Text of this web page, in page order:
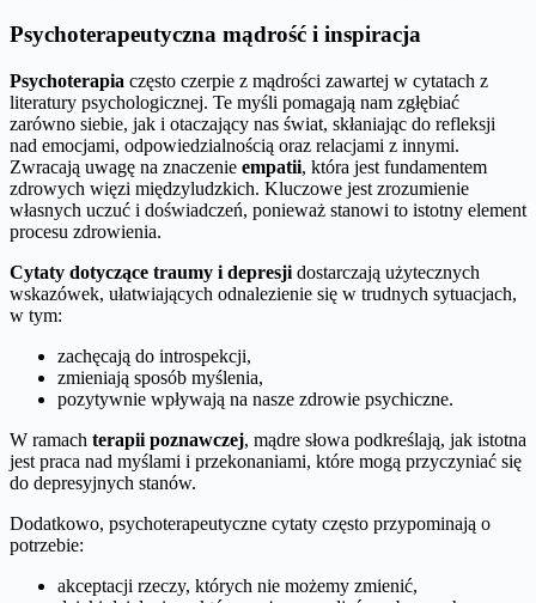
Psychoterapeutyczna mądrość i inspiracja
Psychoterapia często czerpie z mądrości zawartej w cytatach z
literatury psychologicznej. Te myśli pomagają nam zgłębiać
zarówno siebie, jak i otaczający nas świat, skłaniając do refleksji
nad emocjami, odpowiedzialnością oraz relacjami z innymi.
Zwracają uwagę na znaczenie empatii, która jest fundamentem
zdrowych więzi międzyludzkich. Kluczowe jest zrozumienie
własnych uczuć i doświadczeń, ponieważ stanowi to istotny element
procesu zdrowienia.
Cytaty dotyczące traumy i depresji dostarczają użytecznych
wskazówek, ułatwiających odnalezienie się w trudnych sytuacjach,
w tym:
zachęcają do introspekcji,
zmieniają sposób myślenia,
pozytywnie wpływają na nasze zdrowie psychiczne.
W ramach terapii poznawczej, mądre słowa podkreślają, jak istotna
jest praca nad myślami i przekonaniami, które mogą przyczyniać się
do depresyjnych stanów.
Dodatkowo, psychoterapeutyczne cytaty często przypominają o
potrzebie:
akceptacji rzeczy, których nie możemy zmienić,